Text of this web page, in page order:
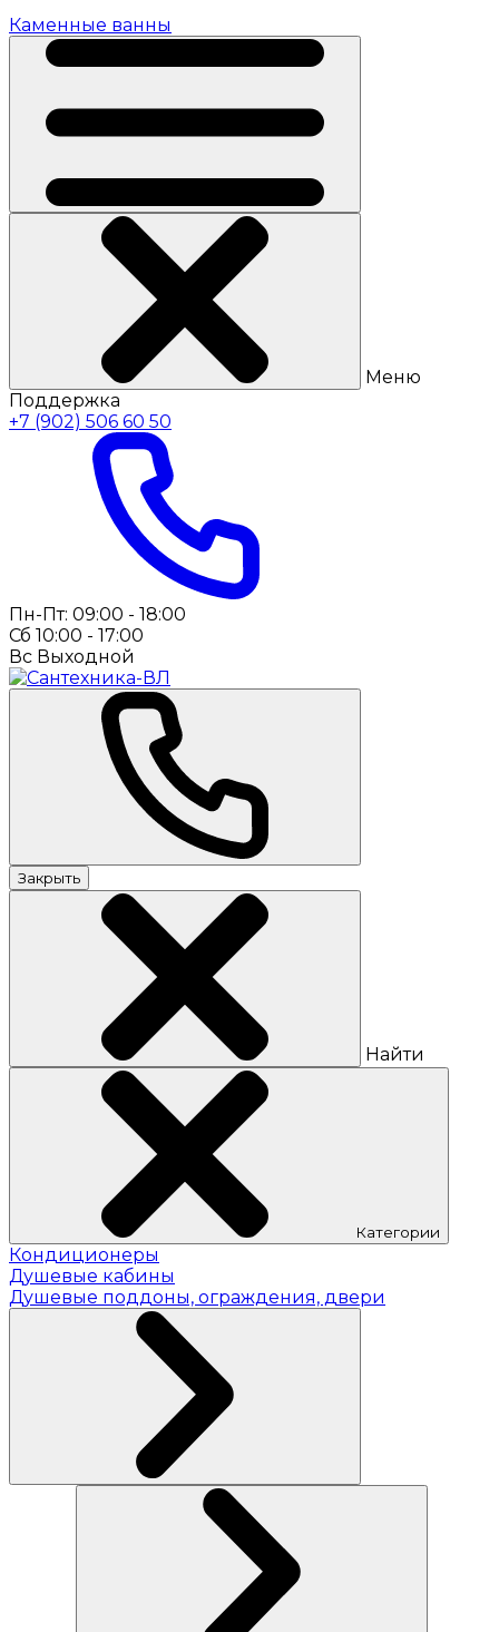
Каменные ванны
Меню
Поддержка
+7 (902) 506 60 50
Пн-Пт: 09:00 - 18:00
Сб 10:00 - 17:00
Вс Выходной
Закрыть
Найти
Категории
Кондиционеры
Душевые кабины
Душевые поддоны, ограждения, двери